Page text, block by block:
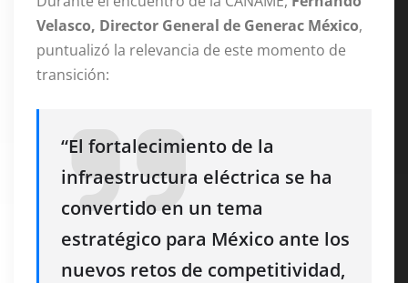
Velasco, Director General de Generac México,
puntualizó la relevancia de este momento de
transición:
“El fortalecimiento de la
infraestructura eléctrica se ha
convertido en un tema
estratégico para México ante los
nuevos retos de competitividad,